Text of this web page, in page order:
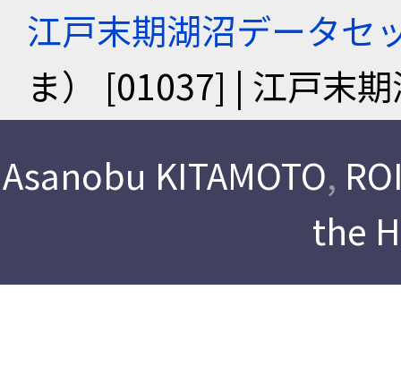
江戸末期湖沼データセ
ま） [01037] | 江戸末
Asanobu KITAMOTO,
the